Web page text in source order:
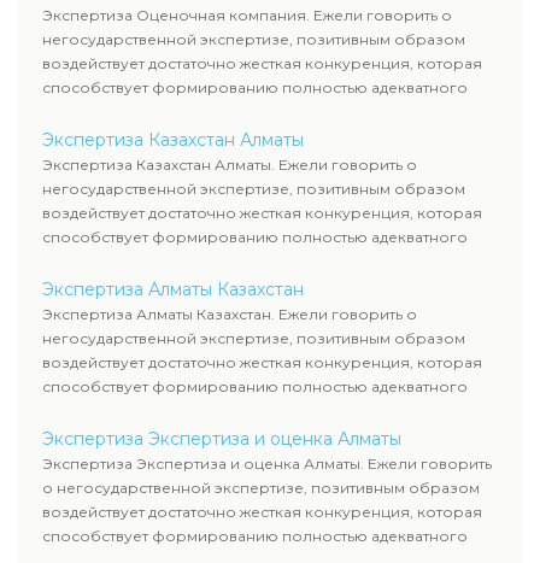
Экспертиза Оценочная компания. Ежели говорить о
негосударственной экспертизе, позитивным образом
воздействует достаточно жесткая конкуренция, которая
способствует формированию полностью адекватного
Экспертиза Казахстан Алматы
Экспертиза Казахстан Алматы. Ежели говорить о
негосударственной экспертизе, позитивным образом
воздействует достаточно жесткая конкуренция, которая
способствует формированию полностью адекватного
Экспертиза Алматы Казахстан
Экспертиза Алматы Казахстан. Ежели говорить о
негосударственной экспертизе, позитивным образом
воздействует достаточно жесткая конкуренция, которая
способствует формированию полностью адекватного
Экспертиза Экспертиза и оценка Алматы
Экспертиза Экспертиза и оценка Алматы. Ежели говорить
о негосударственной экспертизе, позитивным образом
воздействует достаточно жесткая конкуренция, которая
способствует формированию полностью адекватного